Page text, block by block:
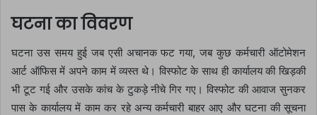
घटना का विवरण
घटना उस समय हुई जब एसी अचानक फट गया, जब कुछ कर्मचारी ऑटोमेशन
आर्ट ऑफिस में अपने काम में व्यस्त थे। विस्फोट के साथ ही कार्यालय की खिड़की
भी टूट गई और उसके कांच के टुकड़े नीचे गिर गए। विस्फोट की आवाज सुनकर
पास के कार्यालय में काम कर रहे अन्य कर्मचारी बाहर आए और घटना की सूचना